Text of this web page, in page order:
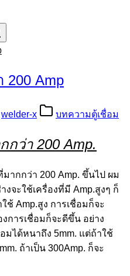
200 Amp
welder-x บทความตู้เชื่อม
กว่า 200 Amp.
มากกว่า 200 Amp. ขึ้นไป ผม
งจะใช้เครื่องที่มี Amp.สูงๆ ก็
ใช้ Amp.สูง การเชื่อมก็จะ
การเชื่อมก็จะดีขึ้น อย่าง
มได้หนาถึง 5mm. แต่ถ้าใช้
ถ้าเป็น 300Amp. ก็จะ